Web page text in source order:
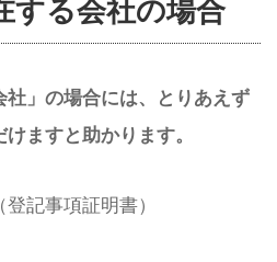
する会社の場合
社」の場合には、とりあえず
ますと助かります。
記事項証明書）